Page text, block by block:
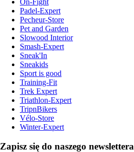
On-Fight
Padel-Expert
Pecheur-Store
Pet and Garden
Slowood Interior
Smash-Expert
Sneak'In
Sneakids
Sport is good
Training-Fit
Trek Expert
Triathlon-Expert
TripnBikers
Vélo-Store
Winter-Expert
Zapisz się do naszego newslettera